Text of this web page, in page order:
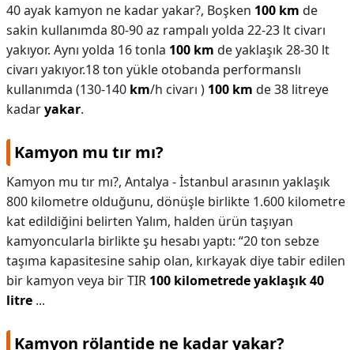
40 ayak kamyon ne kadar yakar?, Boşken 100 km de
sakin kullanımda 80-90 az rampalı yolda 22-23 lt civarı
yakıyor. Aynı yolda 16 tonla 100 km de yaklaşık 28-30 lt
civarı yakıyor.18 ton yükle otobanda performanslı
kullanımda (130-140 km/h civarı ) 100 km de 38 litreye
kadaryakar.
Kamyon mu tır mı?
Kamyon mu tır mı?, Antalya - İstanbul arasının yaklaşık
800 kilometre olduğunu, dönüşle birlikte 1.600 kilometre
kat edildiğini belirten Yalım, halden ürün taşıyan
kamyoncularla birlikte şu hesabı yaptı: “20 ton sebze
taşıma kapasitesine sahip olan, kırkayak diye tabir edilen
bir kamyon veya bir TIR 100 kilometrede yaklaşık 40
litre ...
Kamyon rölantide ne kadar yakar?